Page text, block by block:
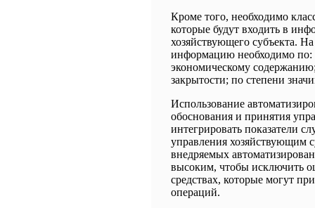
Кроме того, необходимо
которые будут входить в
хозяйствующего субъекта.
информацию необходимо по:
экономическому
закрытости; по степени
Использование
обоснования и принятия
интегрировать показатели
управления хозяйствующим
внедряемых
высоким, чтобы исключить
средствах, которые могут
операций.